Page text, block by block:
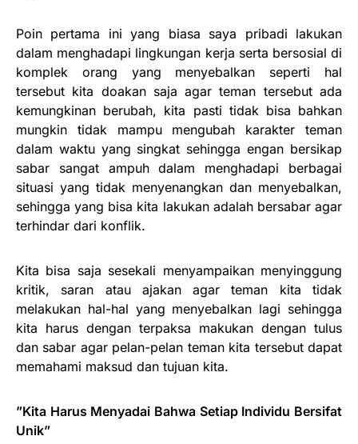
Poin pertama ini yang biasa saya pribadi lakukan
dalam menghadapi lingkungan kerja serta bersosial di
komplek orang yang menyebalkan seperti hal
tersebut kita doakan saja agar teman tersebut ada
kemungkinan berubah, kita pasti tidak bisa bahkan
mungkin tidak mampu mengubah karakter teman
dalam waktu yang singkat sehingga engan bersikap
sabar sangat ampuh dalam menghadapi berbagai
situasi yang tidak menyenangkan dan menyebalkan,
sehingga yang bisa kita lakukan adalah bersabar agar
terhindar dari konflik.
Kita bisa saja sesekali menyampaikan menyinggung
kritik, saran atau ajakan agar teman kita tidak
melakukan hal-hal yang menyebalkan lagi sehingga
kita harus dengan terpaksa makukan dengan tulus
dan sabar agar pelan-pelan teman kita tersebut dapat
memahami maksud dan tujuan kita.
”Kita Harus Menyadai Bahwa Setiap Individu Bersifat
Unik”